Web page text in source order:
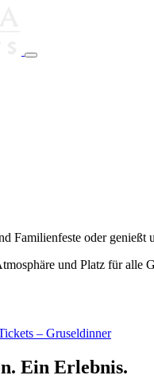
Familienfeste oder genießt
und Platz für alle
– Gruseldinner
Ein Erlebnis.